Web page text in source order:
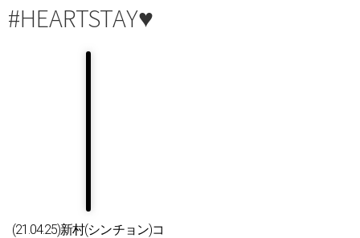
#HEARTSTAY♥
(21.04.25)新村(シンチョン)コ